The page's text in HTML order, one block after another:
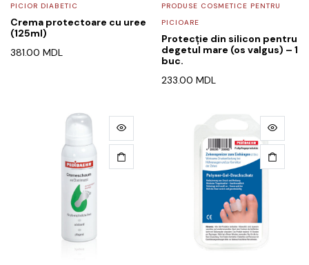
PICIOR DIABETIC
Crema protectoare cu uree
(125ml)
381.00 MDL
PRODUSE COSMETICE PENTRU
PICIOARE
Protecție din silicon pentru
degetul mare (os valgus) – 1
buc.
233.00 MDL